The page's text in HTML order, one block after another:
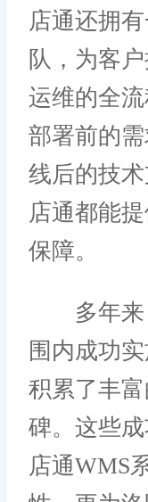
店通还拥
队，为客
运维的全
部署前的
线后的技
店通都能
保障。
多年来
围内成功
积累了丰
碑。这些
店通WMS